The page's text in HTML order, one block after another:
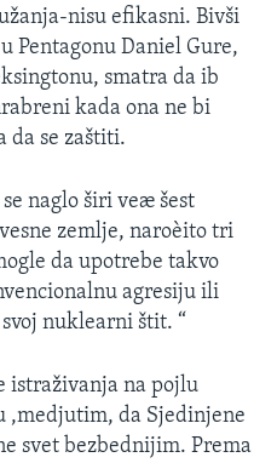
nisu efikasni. Bivši
Pentagonu Daniel Gure,
smatra da ib
kada ona ne bi
da se zaštiti.
naglo širi veæ šest
zemlje, naroèito tri
da upotrebe takvo
agresiju ili
nuklearni štit. “
istraživanja na pojlu
,medjutim, da Sjedinjene
svet bezbednijim. Prema